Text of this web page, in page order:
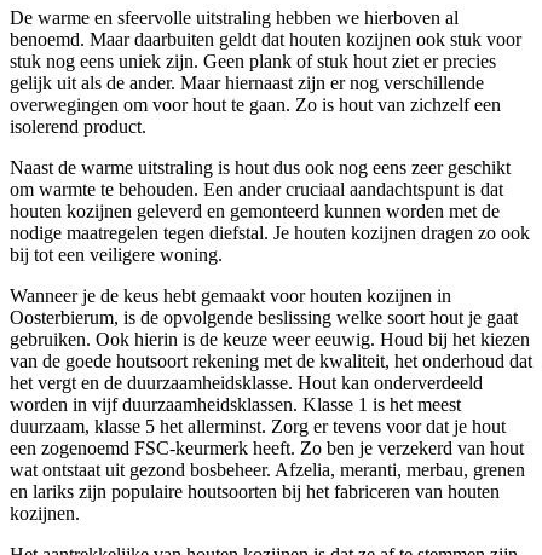
De warme en sfeervolle uitstraling hebben we hierboven al
benoemd. Maar daarbuiten geldt dat houten kozijnen ook stuk voor
stuk nog eens uniek zijn. Geen plank of stuk hout ziet er precies
gelijk uit als de ander. Maar hiernaast zijn er nog verschillende
overwegingen om voor hout te gaan. Zo is hout van zichzelf een
isolerend product.
Naast de warme uitstraling is hout dus ook nog eens zeer geschikt
om warmte te behouden. Een ander cruciaal aandachtspunt is dat
houten kozijnen geleverd en gemonteerd kunnen worden met de
nodige maatregelen tegen diefstal. Je houten kozijnen dragen zo ook
bij tot een veiligere woning.
Wanneer je de keus hebt gemaakt voor houten kozijnen in
Oosterbierum, is de opvolgende beslissing welke soort hout je gaat
gebruiken. Ook hierin is de keuze weer eeuwig. Houd bij het kiezen
van de goede houtsoort rekening met de kwaliteit, het onderhoud dat
het vergt en de duurzaamheidsklasse. Hout kan onderverdeeld
worden in vijf duurzaamheidsklassen. Klasse 1 is het meest
duurzaam, klasse 5 het allerminst. Zorg er tevens voor dat je hout
een zogenoemd FSC-keurmerk heeft. Zo ben je verzekerd van hout
wat ontstaat uit gezond bosbeheer. Afzelia, meranti, merbau, grenen
en lariks zijn populaire houtsoorten bij het fabriceren van houten
kozijnen.